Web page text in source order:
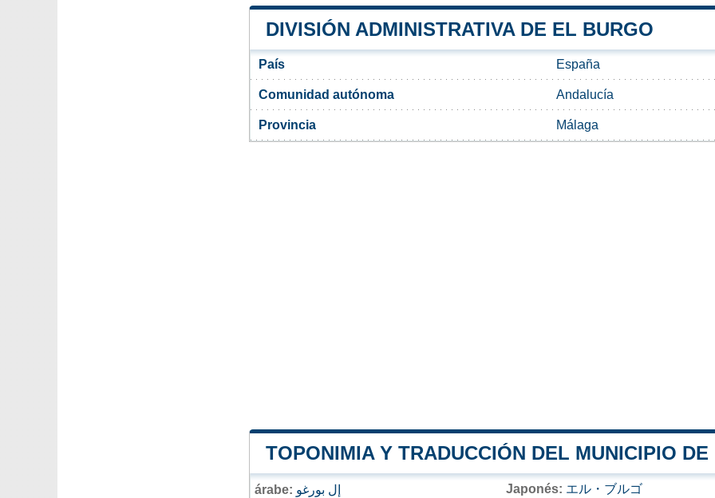
DIVISIÓN ADMINISTRATIVA DE EL BURGO
País España
Comunidad autónoma Andalucía
Provincia Málaga
TOPONIMIA Y TRADUCCIÓN DEL MUNICIPIO
árabe: إل بورغو Japonés: エル・ブルゴ